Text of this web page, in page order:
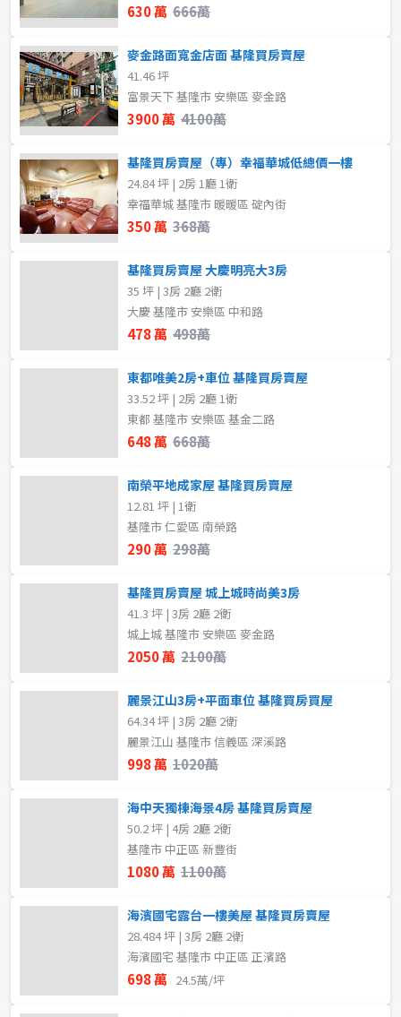
630 萬 666萬
麥金路面寬金店面 基隆買房賣屋
41.46 坪
富景天下 基隆市 安樂區 麥金路
3900 萬 4100萬
基隆買房賣屋（專）幸福華城低總價一樓
24.84 坪 | 2房 1廳 1衛
幸福華城 基隆市 暖暖區 碇內街
350 萬 368萬
基隆買房賣屋 大慶明亮大3房
35 坪 | 3房 2廳 2衛
大慶 基隆市 安樂區 中和路
478 萬 498萬
東都唯美2房+車位 基隆買房賣屋
33.52 坪 | 2房 2廳 1衛
東都 基隆市 安樂區 基金二路
648 萬 668萬
南榮平地成家屋 基隆買房賣屋
12.81 坪 | 1衛
基隆市 仁愛區 南榮路
290 萬 298萬
基隆買房賣屋 城上城時尚美3房
41.3 坪 | 3房 2廳 2衛
城上城 基隆市 安樂區 麥金路
2050 萬 2100萬
麗景江山3房+平面車位 基隆買房買屋
64.34 坪 | 3房 2廳 2衛
麗景江山 基隆市 信義區 深溪路
998 萬 1020萬
海中天獨棟海景4房 基隆買房賣屋
50.2 坪 | 4房 2廳 2衛
基隆市 中正區 新豐街
1080 萬 1100萬
海濱國宅露台一樓美屋 基隆買房賣屋
28.484 坪 | 3房 2廳 2衛
海濱國宅 基隆市 中正區 正濱路
698 萬 24.5萬/坪